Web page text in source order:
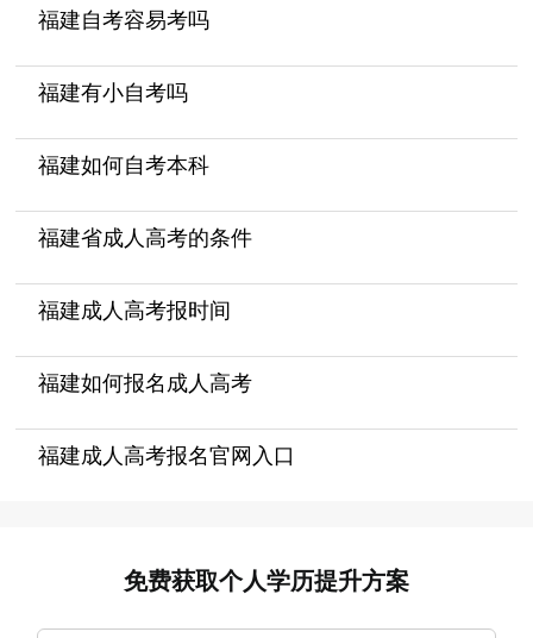
福建自考容易考吗
福建有小自考吗
福建如何自考本科
福建省成人高考的条件
福建成人高考报时间
福建如何报名成人高考
福建成人高考报名官网入口
免费获取个人学历提升方案